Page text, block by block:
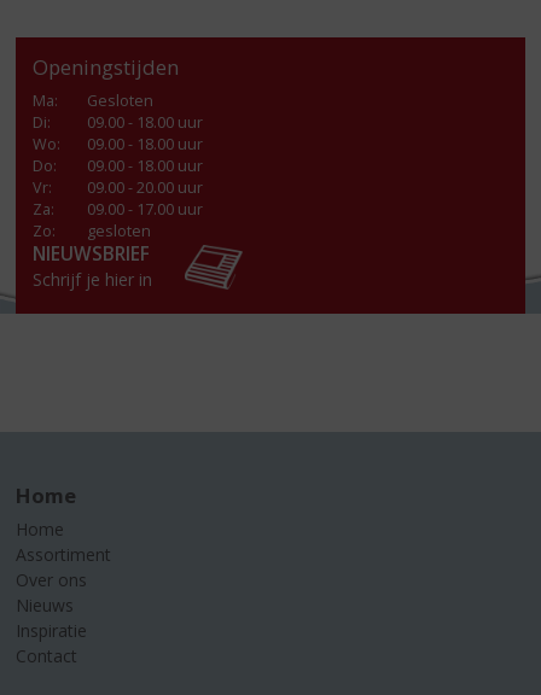
Openingstijden
Ma:
Gesloten
Di:
09.00 - 18.00 uur
Wo:
09.00 - 18.00 uur
Do:
09.00 - 18.00 uur
Vr:
09.00 - 20.00 uur
Za:
09.00 - 17.00 uur
Zo:
gesloten
NIEUWSBRIEF
Schrijf je hier in
Home
Home
Assortiment
Over ons
Nieuws
Inspiratie
Contact